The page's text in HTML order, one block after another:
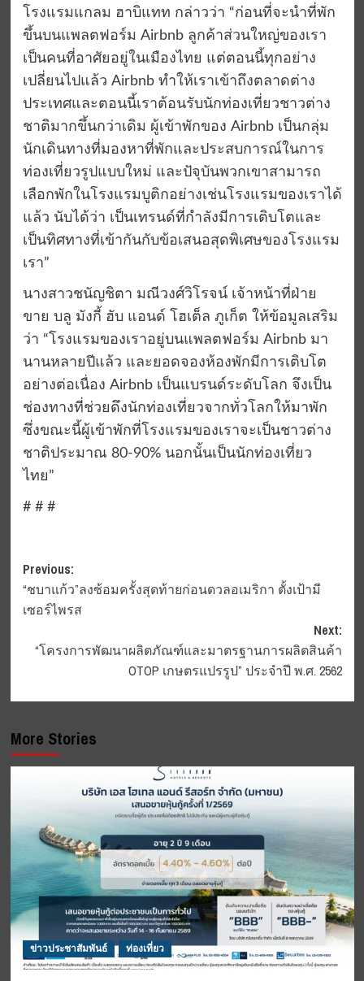
โรงแรมแกลม ฮาบิแทท กล่าวว่า “ก่อนที่จะนำที่พัก
ขึ้นบนแพลตฟอร์ม Airbnb ลูกค้าส่วนใหญ่ของเรา
เป็นคนที่อาศัยอยู่ในเมืองไทย แต่ตอนนี้ทุกอย่าง
เปลี่ยนไปแล้ว Airbnb ทำให้เราเข้าถึงตลาดต่าง
ประเทศและตอนนี้เราต้อนรับนักท่องเที่ยวชาวต่าง
ชาติมากขึ้นกว่าเดิม ผู้เข้าพักของ Airbnb เป็นกลุ่ม
นักเดินทางที่มองหาที่พักและประสบการณ์ในการ
ท่องเที่ยวรูปแบบใหม่ และปัจุบันพวกเขาสามารถ
เลือกพักในโรงแรมบูติกอย่างเช่นโรงแรมของเราได้
แล้ว นับได้ว่า เป็นเทรนด์ที่กำลังมีการเติบโตและ
เป็นทิศทางที่เข้ากันกับข้อเสนอสุดพิเศษของโรงแรม
เรา”
นางสาวชนัญชิตา มณีวงศ์วิโรจน์ เจ้าหน้าที่ฝ่าย
ขาย บลู มังกี้ ฮับ แอนด์ โฮเต็ล ภูเก็ต ให้ข้อมูลเสริม
ว่า “โรงแรมของเราอยู่บนแพลตฟอร์ม Airbnb มา
นานหลายปีแล้ว และยอดจองห้องพักมีการเติบโต
อย่างต่อเนื่อง Airbnb เป็นแบรนด์ระดับโลก จึงเป็น
ช่องทางที่ช่วยดึงนักท่องเที่ยวจากทั่วโลกให้มาพัก
ซึ่งขณะนี้ผู้เข้าพักที่โรงแรมของเราจะเป็นชาวต่าง
ชาติประมาณ 80-90% นอกนั้นเป็นนักท่องเที่ยว
ไทย”
# # #
Post
navigation
Previous:
“ชบาแก้ว”ลงซ้อมครั้งสุดท้ายก่อนดวลอเมริกา ตั้งเป้ามี
เซอร์ไพรส
Next:
“โครงการพัฒนาผลิตภัณฑ์และมาตรฐานการผลิตสินค้า
OTOP เกษตรแปรรูป” ประจำปี พ.ศ. 2562
More Stories
ข่าวประชาสัมพันธ์ ท่องเที่ยว